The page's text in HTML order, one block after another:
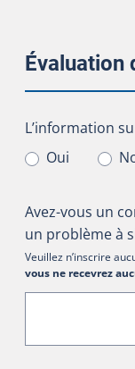
Évaluation
L’information
L’information
Oui
Avez-vous un
un problème à
Veuillez n’inscrire
vous ne recevrez